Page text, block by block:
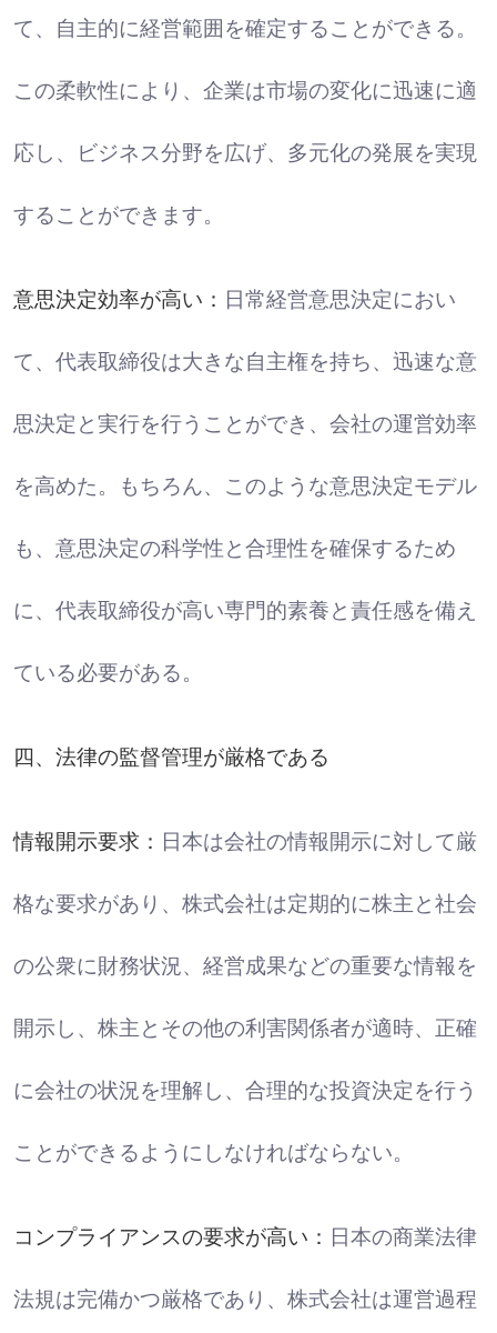
て、自主的に経営範囲を確定することができる。
この柔軟性により、企業は市場の変化に迅速に適
応し、ビジネス分野を広げ、多元化の発展を実現
することができます。
意思決定効率が高い： 日常経営意思決定におい
て、代表取締役は大きな自主権を持ち、迅速な意
思決定と実行を行うことができ、会社の運営効率
を高めた。もちろん、このような意思決定モデル
も、意思決定の科学性と合理性を確保するため
に、代表取締役が高い専門的素養と責任感を備え
ている必要がある。
四、法律の監督管理が厳格である
情報開示要求： 日本は会社の情報開示に対して厳
格な要求があり、株式会社は定期的に株主と社会
の公衆に財務状況、経営成果などの重要な情報を
開示し、株主とその他の利害関係者が適時、正確
に会社の状況を理解し、合理的な投資決定を行う
ことができるようにしなければならない。
コンプライアンスの要求が高い： 日本の商業法律
法規は完備かつ厳格であり、株式会社は運営過程